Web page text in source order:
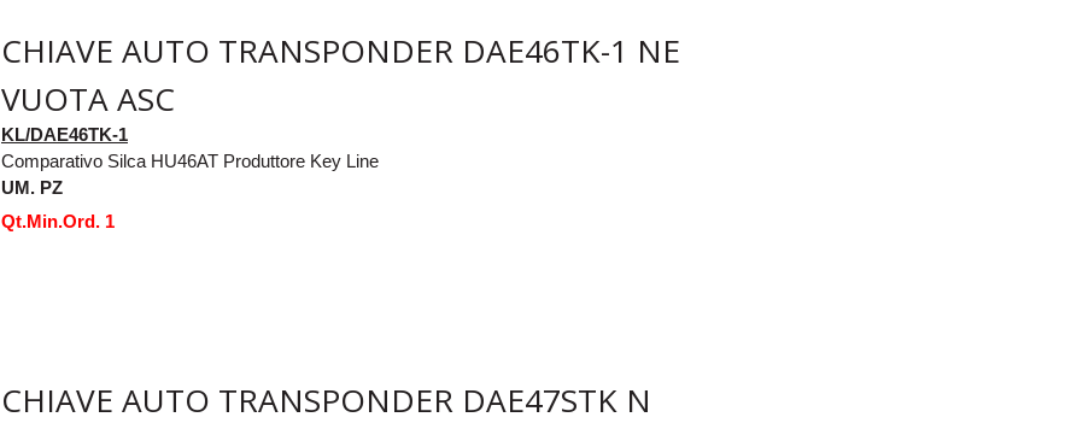
CHIAVE AUTO TRANSPONDER DAE46TK-1 NE
VUOTA ASC
KL/DAE46TK-1
Comparativo Silca HU46AT Produttore Key Line
UM. PZ
Qt.Min.Ord. 1
CHIAVE AUTO TRANSPONDER DAE47STK N